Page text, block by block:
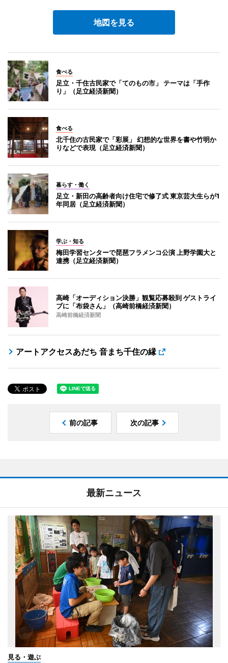
地図を見る
食べる
足立・千住古民家で「てのもの市」 テーマは「手作
り」（足立経済新聞）
食べる
北千住の古民家で「彩展」 幻想的な世界を書や竹明か
りなどで表現（足立経済新聞）
暮らす・働く
足立・新田の高齢者向け住宅で修了式 東京芸大生らが1
年同居（足立経済新聞）
学ぶ・知る
梅田学習センターで琵琶フラメンコ公演 上野学園大と
連携（足立経済新聞）
高崎「オーディション決勝」観覧応募殺到 ゲストライ
ブに「布袋さん」（高崎前橋経済新聞）
高崎前橋経済新聞
アートアクセスあだち 音まち千住の縁
前の記事 次の記事
最新ニュース
見る・遊ぶ